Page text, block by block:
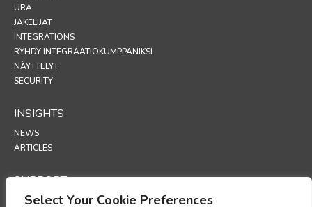
Select Your Cookie Preferences
URA
JAKELIJAT
INTEGRATIONS
RYHDY INTEGRAATIOKUMPPANIKSI
NÄYTTELYT
SECURITY
INSIGHTS
NEWS
ARTICLES
SUPPORT
TECHNICAL PORTAL